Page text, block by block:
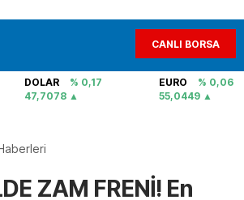
CANLI BORSA
DOLAR
% 0,17
47,7078
EURO
% 0,06
55,0449
ZAM FRENİ! En